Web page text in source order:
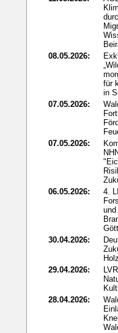
08.05.2026:
für
in
07.05.2026:
07.05.2026:
06.05.2026:
4.
30.04.2026:
29.04.2026:
28.04.2026: